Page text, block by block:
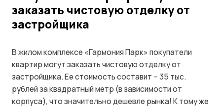
заказать чистовую отделку от
застройщика
В жилом комплексе «Гармония Парк» покупатели
квартир могут заказать чистовую отделку от
застройщика. Ее стоимость составит – 35 тыс.
рублей за квадратный метр (в зависимости от
корпуса), что значительно дешевле рынка! К тому же